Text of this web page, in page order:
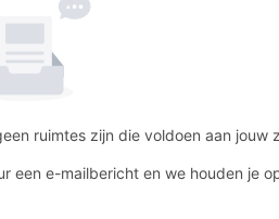
ruimtes zijn die voldoen aan jouw
een e-mailbericht en we houden je